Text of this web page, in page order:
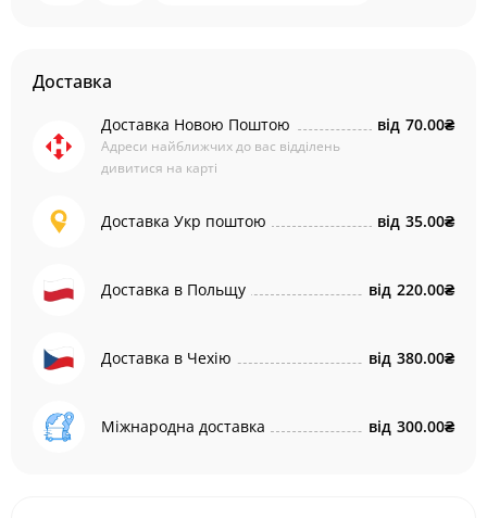
Доставка
Доставка Новою Поштою
Адреси найближчих до вас відділень
дивитися на карті
від 70.00₴
Доставка Укр поштою від 35.00₴
Доставка в Польщу від 220.00₴
Доставка в Чехію від 380.00₴
Міжнародна доставка від 300.00₴